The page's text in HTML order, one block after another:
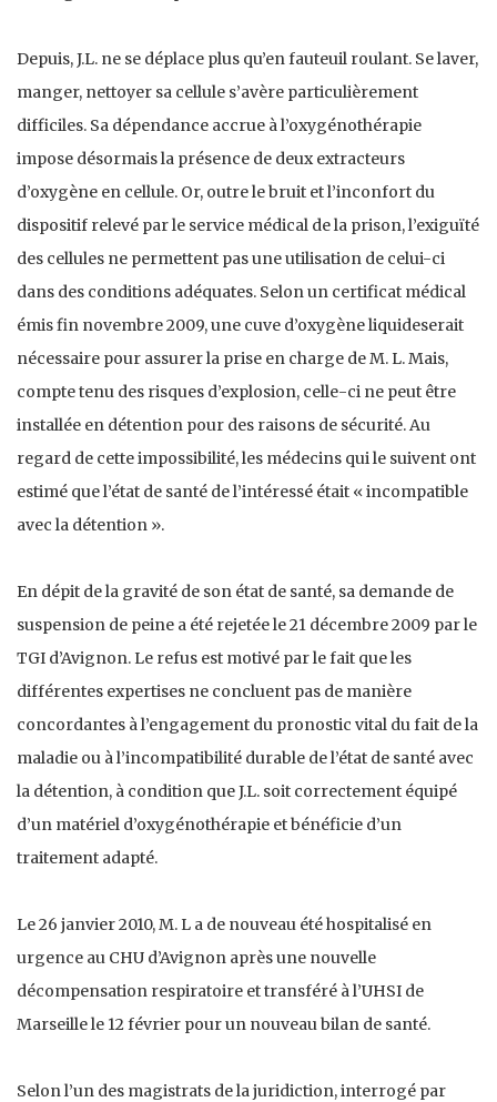
Depuis, J.L. ne se déplace plus qu’en fauteuil roulant. Se laver,
manger, nettoyer sa cellule s’avère particulièrement
difficiles. Sa dépendance accrue à l’oxygénothérapie
impose désormais la présence de deux extracteurs
d’oxygène en cellule. Or, outre le bruit et l’inconfort du
dispositif relevé par le service médical de la prison, l’exiguïté
des cellules ne permettent pas une utilisation de celui-ci
dans des conditions adéquates. Selon un certificat médical
émis fin novembre 2009, une cuve d’oxygène liquideserait
nécessaire pour assurer la prise en charge de M. L. Mais,
compte tenu des risques d’explosion, celle-ci ne peut être
installée en détention pour des raisons de sécurité. Au
regard de cette impossibilité, les médecins qui le suivent ont
estimé que l’état de santé de l’intéressé était « incompatible
avec la détention ».
En dépit de la gravité de son état de santé, sa demande de
suspension de peine a été rejetée le 21 décembre 2009 par le
TGI d’Avignon. Le refus est motivé par le fait que les
différentes expertises ne concluent pas de manière
concordantes à l’engagement du pronostic vital du fait de la
maladie ou à l’incompatibilité durable de l’état de santé avec
la détention, à condition que J.L. soit correctement équipé
d’un matériel d’oxygénothérapie et bénéficie d’un
traitement adapté.
Le 26 janvier 2010, M. L a de nouveau été hospitalisé en
urgence au CHU d’Avignon après une nouvelle
décompensation respiratoire et transféré à l’UHSI de
Marseille le 12 février pour un nouveau bilan de santé.
Selon l’un des magistrats de la juridiction, interrogé par